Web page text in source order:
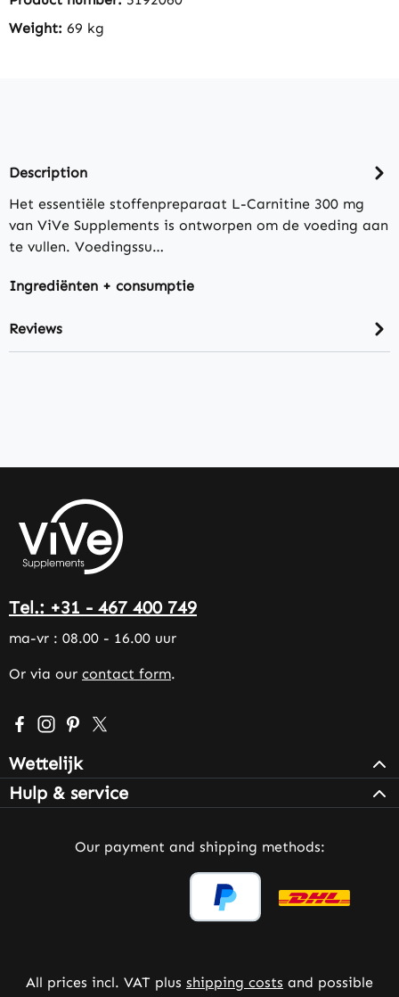
Weight: 69 kg
Description
Het essentiële stoffenpreparaat L-Carnitine 300 mg
van ViVe Supplements is ontworpen om de voeding aan
te vullen. Voedingssu…
Ingrediënten + consumptie
Reviews
Tel.: +31 - 467 400 749
ma-vr : 08.00 - 16.00 uur
Or via our contact form.
Visit us on Facebook – opens in a new browser tab
Check us out on Instagram – opens in a new
Get inspired on Pinterest – opens in a new
Follow us on X – opens in a new browser
Wettelijk
Hulp & service
Our payment and shipping methods:
All prices incl. VAT plus shipping costs and possible